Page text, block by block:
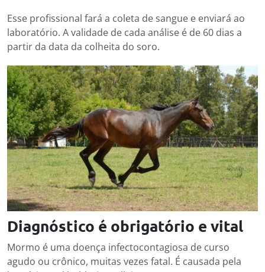
Esse profissional fará a coleta de sangue e enviará ao
laboratório. A validade de cada análise é de 60 dias a
partir da data da colheita do soro.
Diagnóstico é obrigatório e vital
Mormo é uma doença infectocontagiosa de curso
agudo ou crônico, muitas vezes fatal. É causada pela